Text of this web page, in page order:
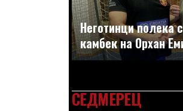
Неготинци полека
камбек на Орхан
СЕДМЕРЕЦ